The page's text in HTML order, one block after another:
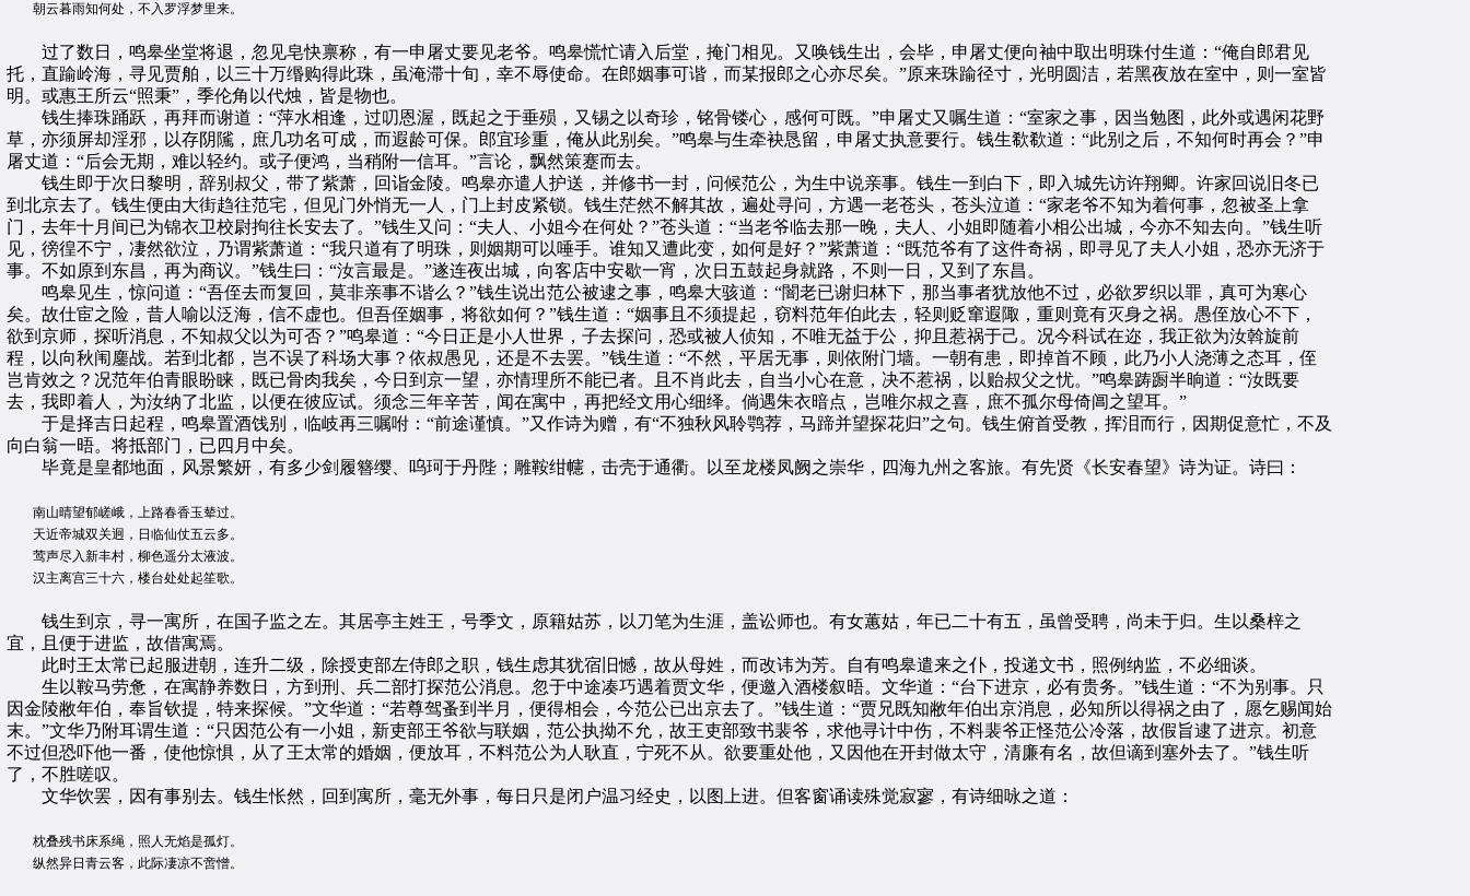
朝云暮雨知何处，不入罗浮梦里来。
过了数日，鸣皋坐堂将退，忽见皂快禀称，有一申屠丈要见老爷。鸣皋慌忙请入后堂，掩门相见。又唤钱生出，会毕，申屠丈便向袖中取出明珠付生道：“俺自郎君见
托，直踰岭海，寻见贾舶，以三十万缗购得此珠，虽淹滞十旬，幸不辱使命。在郎姻事可谐，而某报郎之心亦尽矣。”原来珠踰径寸，光明圆洁，若黑夜放在室中，则一室皆
明。或惠王所云“照秉”，季伦角以代烛，皆是物也。
钱生捧珠踊跃，再拜而谢道：“萍水相逢，过叨恩渥，既起之于垂殒，又锡之以奇珍，铭骨镂心，感何可既。”申屠丈又嘱生道：“室家之事，因当勉图，此外或遇闲花野
草，亦须屏却淫邪，以存阴隲，庶几功名可成，而遐龄可保。郎宜珍重，俺从此别矣。”鸣皋与生牵袂恳留，申屠丈执意要行。钱生欷欷道：“此别之后，不知何时再会？”申
屠丈道：“后会无期，难以轻约。或子便鸿，当稍附一信耳。”言论，飘然策蹇而去。
钱生即于次日黎明，辞别叔父，带了紫萧，回诣金陵。鸣皋亦遣人护送，并修书一封，问候范公，为生中说亲事。钱生一到白下，即入城先访许翔卿。许家回说旧冬已
到北京去了。钱生便由大街趋往范宅，但见门外悄无一人，门上封皮紧锁。钱生茫然不解其故，遍处寻问，方遇一老苍头，苍头泣道：“家老爷不知为着何事，忽被圣上拿
门，去年十月间已为锦衣卫校尉拘往长安去了。”钱生又问：“夫人、小姐今在何处？”苍头道：“当老爷临去那一晚，夫人、小姐即随着小相公出城，今亦不知去向。”钱生听
见，徬徨不宁，凄然欲泣，乃谓紫萧道：“我只道有了明珠，则姻期可以唾手。谁知又遭此变，如何是好？”紫萧道：“既范爷有了这件奇祸，即寻见了夫人小姐，恐亦无济于
事。不如原到东昌，再为商议。”钱生曰：“汝言最是。”遂连夜出城，向客店中安歇一宵，次日五鼓起身就路，不则一日，又到了东昌。
鸣皋见生，惊问道：“吾侄去而复回，莫非亲事不谐么？”钱生说出范公被逮之事，鸣皋大骇道：“闇老已谢归林下，那当事者犹放他不过，必欲罗织以罪，真可为寒心
矣。故仕宦之险，昔人喻以泛海，信不虚也。但吾侄姻事，将欲如何？”钱生道：“姻事且不须提起，窃料范年伯此去，轻则贬窜遐陬，重则竟有灭身之祸。愚侄放心不下，
欲到京师，探听消息，不知叔父以为可否？”鸣皋道：“今日正是小人世界，子去探问，恐或被人侦知，不唯无益于公，抑且惹祸于己。况今科试在迩，我正欲为汝斡旋前
程，以向秋闱鏖战。若到北都，岂不误了科场大事？依叔愚见，还是不去罢。”钱生道：“不然，平居无事，则依附门墙。一朝有患，即掉首不顾，此乃小人浇薄之态耳，侄
岂肯效之？况范年伯青眼盼睐，既已骨肉我矣，今日到京一望，亦情理所不能已者。且不肖此去，自当小心在意，决不惹祸，以贻叔父之忧。”鸣皋踌蹰半晌道：“汝既要
去，我即着人，为汝纳了北监，以便在彼应试。须念三年辛苦，闻在寓中，再把经文用心细绎。倘遇朱衣暗点，岂唯尔叔之喜，庶不孤尔母倚阊之望耳。”
于是择吉日起程，鸣皋置酒饯别，临岐再三嘱咐：“前途谨慎。”又作诗为赠，有“不独秋风聆鹗荐，马蹄并望探花归”之句。钱生俯首受教，挥泪而行，因期促意忙，不及
向白翁一晤。将抵部门，已四月中矣。
毕竟是皇都地面，风景繁妍，有多少剑履簪缨、呜珂于丹陛；雕鞍绀幰，击壳于通衢。以至龙楼凤阙之崇华，四海九州之客旅。有先贤《长安春望》诗为证。诗曰：
南山晴望郁嵯峨，上路春香玉辇过。
天近帝城双关迥，日临仙仗五云多。
莺声尽入新丰村，柳色遥分太液波。
汉主离宫三十六，楼台处处起笙歌。
钱生到京，寻一寓所，在国子监之左。其居亭主姓王，号季文，原籍姑苏，以刀笔为生涯，盖讼师也。有女蕙姑，年已二十有五，虽曾受聘，尚未于归。生以桑梓之
宜，且便于进监，故借寓焉。
此时王太常已起服进朝，连升二级，除授吏部左侍郎之职，钱生虑其犹宿旧憾，故从母姓，而改讳为芳。自有鸣皋遣来之仆，投递文书，照例纳监，不必细谈。
生以鞍马劳惫，在寓静养数日，方到刑、兵二部打探范公消息。忽于中途凑巧遇着贾文华，便邀入酒楼叙晤。文华道：“台下进京，必有贵务。”钱生道：“不为别事。只
因金陵敝年伯，奉旨钦提，特来探候。”文华道：“若尊驾蚤到半月，便得相会，今范公已出京去了。”钱生道：“贾兄既知敝年伯出京消息，必知所以得祸之由了，愿乞赐闻始
末。”文华乃附耳谓生道：“只因范公有一小姐，新吏部王爷欲与联姻，范公执拗不允，故王吏部致书裴爷，求他寻计中伤，不料裴爷正怪范公冷落，故假旨逮了进京。初意
不过但恐吓他一番，使他惊惧，从了王太常的婚姻，便放耳，不料范公为人耿直，宁死不从。欲要重处他，又因他在开封做太守，清廉有名，故但谪到塞外去了。”钱生听
了，不胜嗟叹。
文华饮罢，因有事别去。钱生怅然，回到寓所，毫无外事，每日只是闭户温习经史，以图上进。但客窗诵读殊觉寂寥，有诗细咏之道：
枕叠残书床系绳，照人无焰是孤灯。
纵然异日青云客，此际凄凉不啻憎。